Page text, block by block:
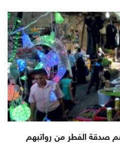
صدقة الفطر من رواتبهم